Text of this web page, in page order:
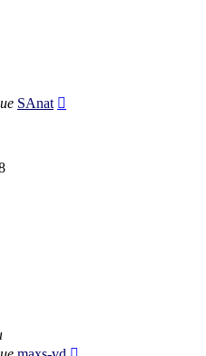
SAnat